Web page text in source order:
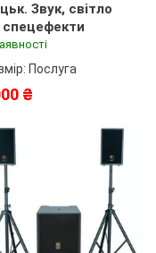
Звук, світло
спецефекти
Послуга
₴